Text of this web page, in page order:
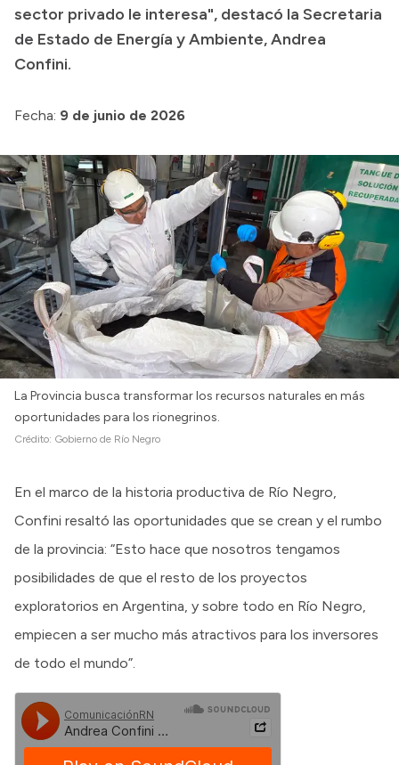
sector privado le interesa", destacó la Secretaria
de Estado de Energía y Ambiente, Andrea
Confini.
Fecha: 9 de junio de 2026
La Provincia busca transformar los recursos naturales en más
oportunidades para los rionegrinos.
Crédito: Gobierno de Río Negro
En el marco de la historia productiva de Río Negro,
Confini resaltó las oportunidades que se crean y el rumbo
de la provincia: “Esto hace que nosotros tengamos
posibilidades de que el resto de los proyectos
exploratorios en Argentina, y sobre todo en Río Negro,
empiecen a ser mucho más atractivos para los inversores
de todo el mundo”.